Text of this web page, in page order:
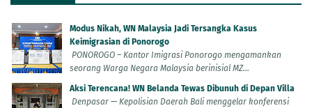
Modus Nikah, WN Malaysia Jadi Tersangka Kasus
Keimigrasian di Ponorogo
PONOROGO – Kantor Imigrasi Ponorogo mengamankan
seorang Warga Negara Malaysia berinisial MZ...
Aksi Terencana! WN Belanda Tewas Dibunuh di Depan Villa
Denpasar — Kepolisian Daerah Bali menggelar konferensi